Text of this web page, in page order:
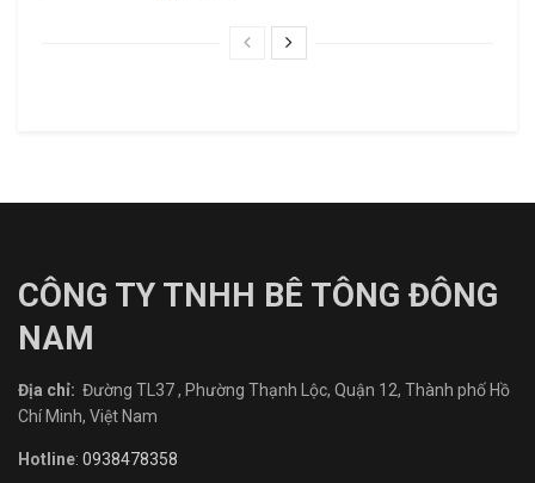
CÔNG TY TNHH BÊ TÔNG ĐÔNG
NAM
Địa chỉ: Đường TL37 , Phường Thạnh Lộc, Quận 12, Thành phố Hồ
Chí Minh, Việt Nam
Hotline: 0938478358